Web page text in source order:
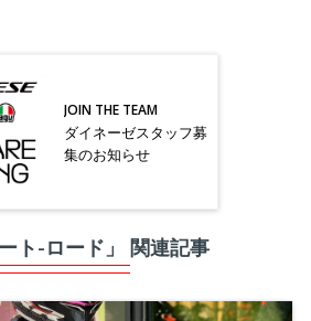
JOIN THE TEAM
ダイネーゼスタッフ募
集のお知らせ
ト-ロード」 関連記事